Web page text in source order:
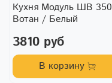
Кухня Модуль ШВ 350
Вотан / Белый
3810 руб
В корзину